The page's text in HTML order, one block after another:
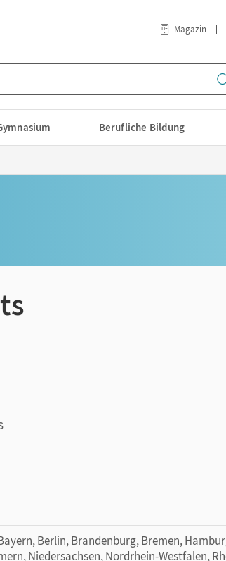
Magazin
Berufliche Bildung
Berlin, Brandenburg, Bremen,
Niedersachsen, Nordrhein-Westfalen,